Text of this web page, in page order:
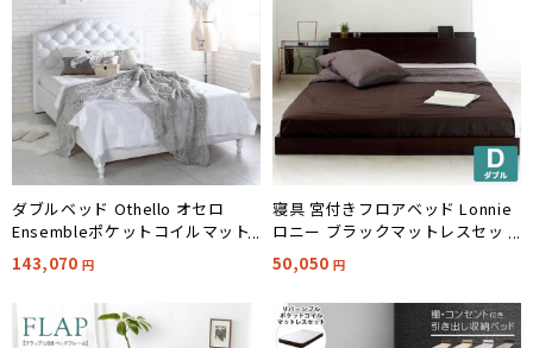
ダブルベッド Othello オセロ
Ensembleポケットコイルマット
レスセット D
143,070円
寝具 宮付きフロアベッド Lonnie
ロニー ブラックマットレスセット
D 3色対応
50,050 円